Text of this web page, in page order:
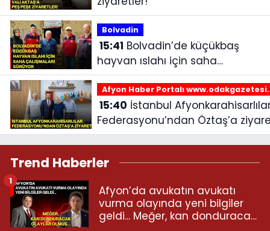
Bolvadin
15:41
hayvan ıslahı için saha
çalışmaları sürüyor
Afyon Haber Portalı
15:40
Federasyonu’ndan Öztaş’a
Trend Haberler
Afyon’da avukatın avukatı
vurma olayında yeni bilgiler
geldi... Meğer, kan donduracak
1